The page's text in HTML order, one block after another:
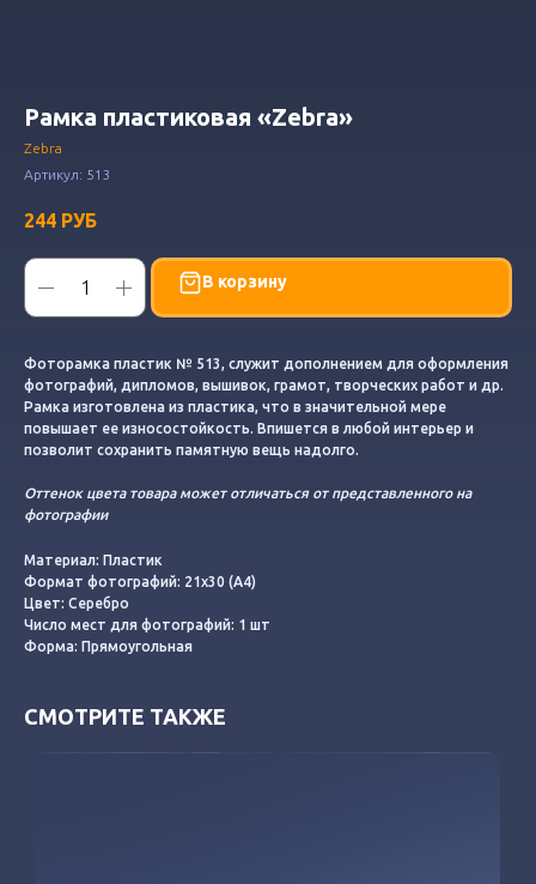
Рамка пластиковая «Zebra»
Zebra
Артикул: 513
244 РУБ
В корзину
Фоторамка пластик № 513, служит дополнением для оформления
фотографий, дипломов, вышивок, грамот, творческих работ и др.
Рамка изготовлена из пластика, что в значительной мере
повышает ее износостойкость. Впишется в любой интерьер и
позволит сохранить памятную вещь надолго.
Оттенок цвета товара может отличаться от представленного на
фотографии
Материал: Пластик
Формат фотографий: 21х30 (А4)
Цвет: Серебро
Число мест для фотографий: 1 шт
Форма: Прямоугольная
СМОТРИТЕ ТАКЖЕ